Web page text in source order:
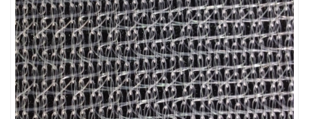
LƯỚI CHẮN CHIM